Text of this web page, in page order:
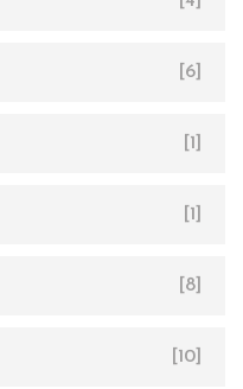
[6]
[1]
[1]
[8]
[10]